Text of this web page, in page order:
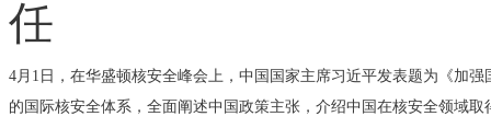
任
4月1日，在华盛顿核安全峰会上，中国国家主席习近平发表题为《加
的国际核安全体系，全面阐述中国政策主张，介绍中国在核安全领域